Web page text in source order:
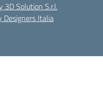
3D Solution S.r.l.
Designers Italia